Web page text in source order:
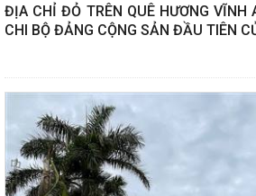
ĐỊA CHỈ ĐỎ TRÊN QUÊ HƯƠNG VĨNH
CHI BỘ ĐẢNG CỘNG SẢN ĐẦU TIÊN